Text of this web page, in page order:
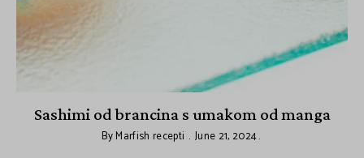
Sashimi od brancina s umakom od manga
ByMarfish recepti June 21, 2024